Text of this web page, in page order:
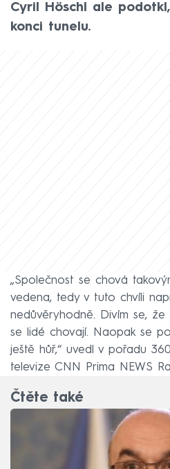
Cyril Höschl ale
konci tunelu.
„Společnost se chová
vedena, tedy v tuto chvíli
nedůvěryhodně. Divím se,
se lidé chovají. Naopak se
ještě hůř,“ uvedl v pořadu
televize CNN Prima NEWS
Čtěte také